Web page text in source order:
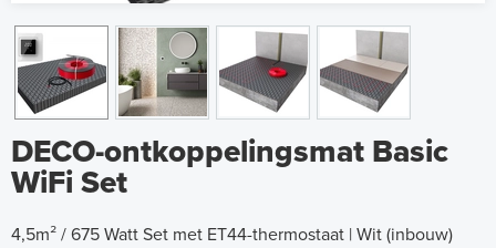
DECO-ontkoppelingsmat Basic
WiFi Set
4,5m² / 675 Watt Set met ET44-thermostaat | Wit (inbouw)